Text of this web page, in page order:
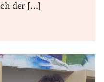
der […]